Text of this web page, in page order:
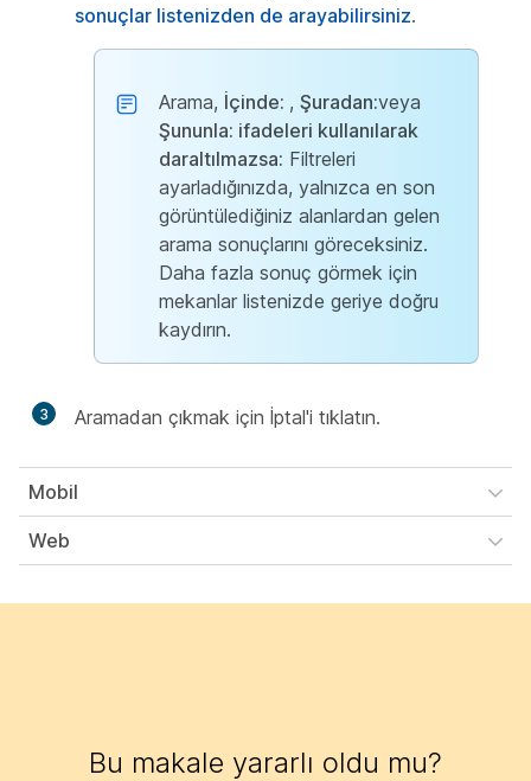
sonuçlar listenizden de arayabilirsiniz.
Arama, İçinde: , Şuradan:veya
Şununla: ifadeleri kullanılarak
daraltılmazsa: Filtreleri
ayarladığınızda, yalnızca en son
görüntülediğiniz alanlardan gelen
arama sonuçlarını göreceksiniz.
Daha fazla sonuç görmek için
mekanlar listenizde geriye doğru
kaydırın.
3 Aramadan çıkmak için İptal'i tıklatın.
Mobil
Web
Bu makale yararlı oldu mu?